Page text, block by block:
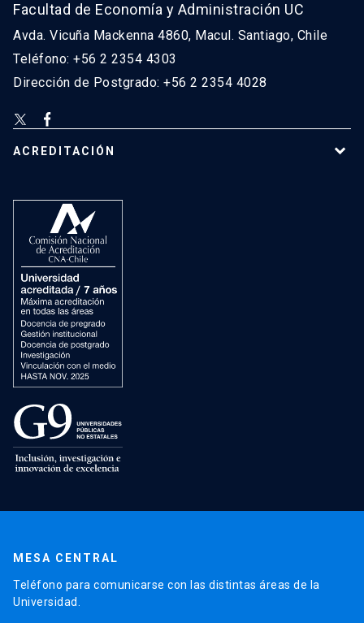
Facultad de Economía y Administración UC
Avda. Vicuña Mackenna 4860, Macul. Santiago, Chile
Teléfono: +56 2 2354 4303
Dirección de Postgrado: +56 2 2354 4028
ACREDITACIÓN
MESA CENTRAL
Teléfono para comunicarse con las distintas áreas de la
Universidad.